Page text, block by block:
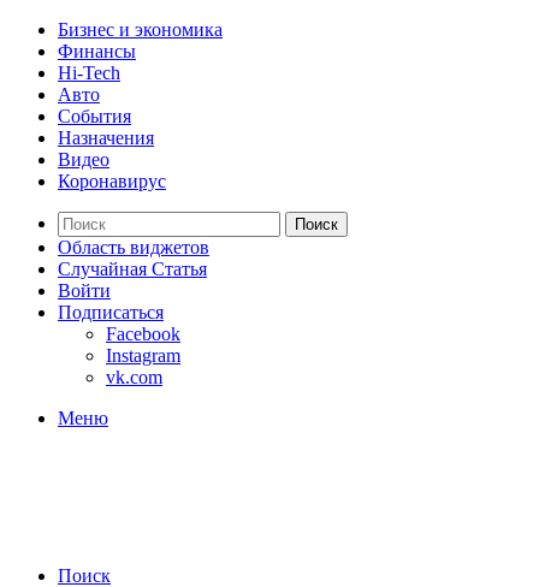
Бизнес и экономика
Финансы
Hi-Tech
Авто
События
Назначения
Видео
Коронавирус
Поиск
Область виджетов
Случайная Статья
Войти
Подписаться
Facebook
Instagram
vk.com
Меню
Поиск